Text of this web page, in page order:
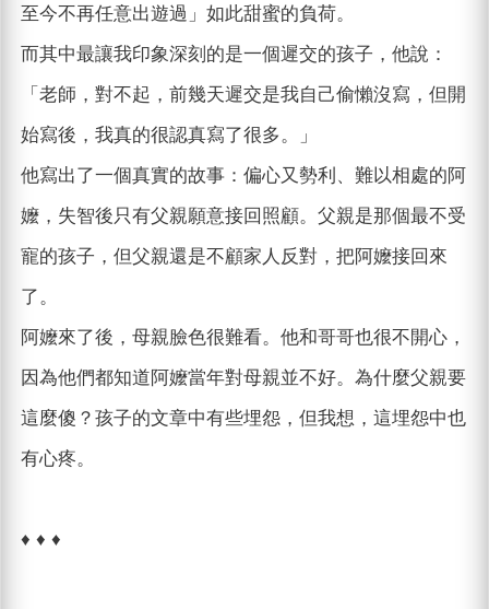
至今不再任意出遊過」如此甜蜜的負荷。
而其中最讓我印象深刻的是一個遲交的孩子，他說：
「老師，對不起，前幾天遲交是我自己偷懶沒寫，但開
始寫後，我真的很認真寫了很多。」
他寫出了一個真實的故事：偏心又勢利、難以相處的阿
嬤，失智後只有父親願意接回照顧。父親是那個最不受
寵的孩子，但父親還是不顧家人反對，把阿嬤接回來
了。
阿嬤來了後，母親臉色很難看。他和哥哥也很不開心，
因為他們都知道阿嬤當年對母親並不好。為什麼父親要
這麼傻？孩子的文章中有些埋怨，但我想，這埋怨中也
有心疼。
♦ ♦ ♦